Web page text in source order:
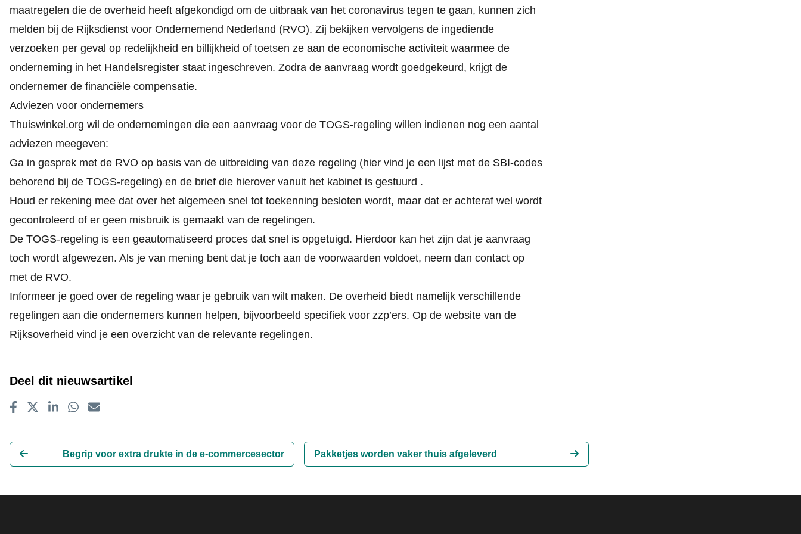
maatregelen die de overheid heeft afgekondigd om de uitbraak van het coronavirus tegen te gaan, kunnen zich
melden bij de Rijksdienst voor Ondernemend Nederland (RVO). Zij bekijken vervolgens de ingediende
verzoeken per geval op redelijkheid en billijkheid of toetsen ze aan de economische activiteit waarmee de
onderneming in het Handelsregister staat ingeschreven. Zodra de aanvraag wordt goedgekeurd, krijgt de
ondernemer de financiële compensatie.
Adviezen voor ondernemers
Thuiswinkel.org wil de ondernemingen die een aanvraag voor de TOGS-regeling willen indienen nog een aantal
adviezen meegeven:
Ga in gesprek met de RVO op basis van de uitbreiding van deze regeling (hier vind je een lijst met de SBI-codes
behorend bij de TOGS-regeling) en de brief die hierover vanuit het kabinet is gestuurd .
Houd er rekening mee dat over het algemeen snel tot toekenning besloten wordt, maar dat er achteraf wel wordt
gecontroleerd of er geen misbruik is gemaakt van de regelingen.
De TOGS-regeling is een geautomatiseerd proces dat snel is opgetuigd. Hierdoor kan het zijn dat je aanvraag
toch wordt afgewezen. Als je van mening bent dat je toch aan de voorwaarden voldoet, neem dan contact op
met de RVO.
Informeer je goed over de regeling waar je gebruik van wilt maken. De overheid biedt namelijk verschillende
regelingen aan die ondernemers kunnen helpen, bijvoorbeeld specifiek voor zzp’ers. Op de website van de
Rijksoverheid vind je een overzicht van de relevante regelingen.
Deel dit nieuwsartikel
Begrip voor extra drukte in de e-commercesector Pakketjes worden vaker thuis afgeleverd